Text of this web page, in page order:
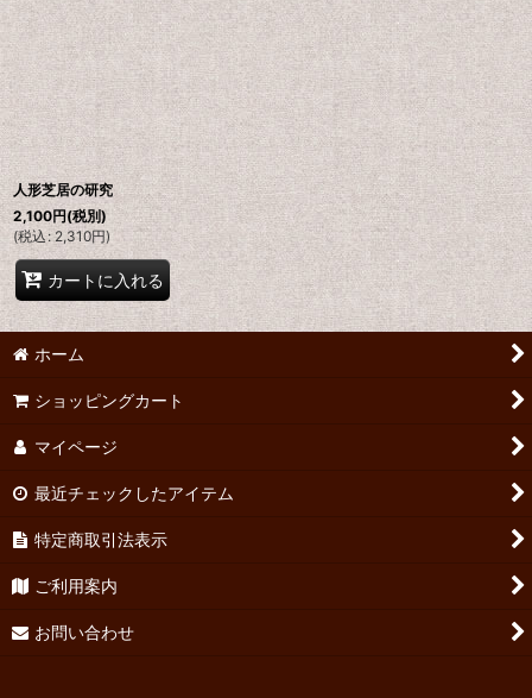
表示数 :
並び順
絞り込む
人形芝居の研究
2,100円(税別)
(税込: 2,310円)
カートに入れる
ホーム
ショッピングカート
マイページ
最近チェックしたアイテム
特定商取引法表示
ご利用案内
お問い合わせ